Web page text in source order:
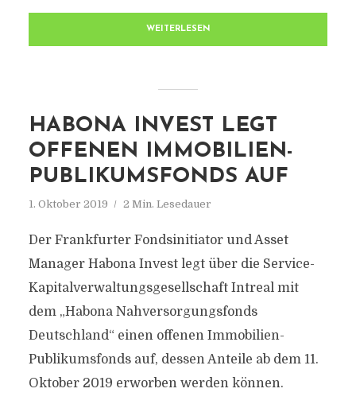
WEITERLESEN
HABONA INVEST LEGT
OFFENEN IMMOBILIEN-
PUBLIKUMSFONDS AUF
1. Oktober 2019 2 Min. Lesedauer
Der Frankfurter Fondsinitiator und Asset
Manager Habona Invest legt über die Service-
Kapitalverwaltungsgesellschaft Intreal mit
dem „Habona Nahversorgungsfonds
Deutschland“ einen offenen Immobilien-
Publikumsfonds auf, dessen Anteile ab dem 11.
Oktober 2019 erworben werden können.